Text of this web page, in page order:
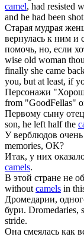
camel, had resisted
and he had been
Старая мудрая
вернулась к ним и
помочь, но, если
wise old woman
finally she came
you, but at least, if
Персонажи
from "GoodFellas"
Первому сыну
son, he left half the
Уверблюдов
memories, OK?
Итак, у них
camels.
В этой стране не
withoutcamels in
Дромедарии,
бури. Dromedaries,
stride.
Она смеялась как